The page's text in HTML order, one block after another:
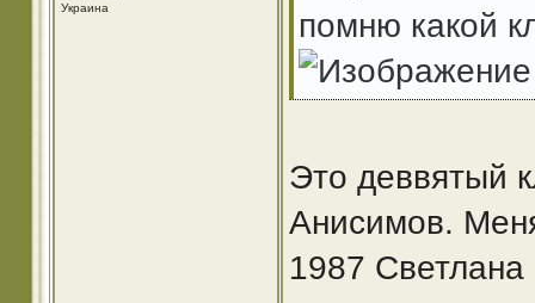
Украина
помню какой
Это деввятый
Анисимов.
1987 Светлана